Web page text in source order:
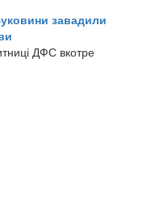
завадили
ДФС вкотре